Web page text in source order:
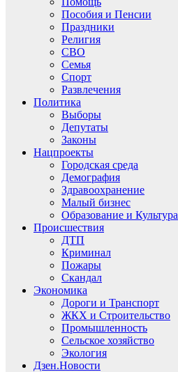
Пособия и Пенсии
Праздники
Религия
СВО
Семья
Спорт
Развлечения
Политика
Выборы
Депутаты
Законы
Нацпроекты
Городская среда
Демография
Здравоохранение
Малый бизнес
Образование и Культура
Происшествия
ДТП
Криминал
Пожары
Скандал
Экономика
Дороги и Транспорт
ЖКХ и Строительство
Промышленность
Сельское хозяйство
Экология
Дзен.Новости